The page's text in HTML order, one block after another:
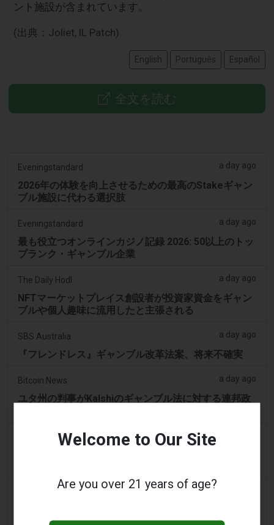
ント施設が含まれています。
(出典：Joliet, IL Patch)
English Português Español
全文を読む
Eveningstandard a day ago
2026年の体験を向上させるための最高のStakeギャン
ブル施設に代わる選択肢
Eveningstandard a day ago
最も役立つオンラインカジノ記録 2026: 50以上のトッ
プランク・ギャンブル企業
The Daily Hodl a day ago
NFTマーケットプレイス創設者が投資家資金をギャン
ブルや個人趣味に流用したと主張される
SBS Australia a day ago
『フレンドレス』ギャンブル改革法案、将来不確実
Bitcoin News a day ago
ユタ州の判事がKalshiのギャンブル法に対する連邦政
Sports-focus.co.zaWelcome to Our Site
Are you over 21 years of age?